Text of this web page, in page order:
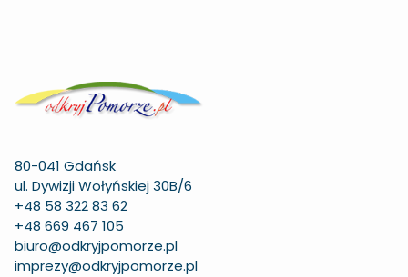
80-041 Gdańsk
ul. Dywizji Wołyńskiej 30B/6
+48 58 322 83 62
+48 669 467 105
biuro@odkryjpomorze.pl
imprezy@odkryjpomorze.pl